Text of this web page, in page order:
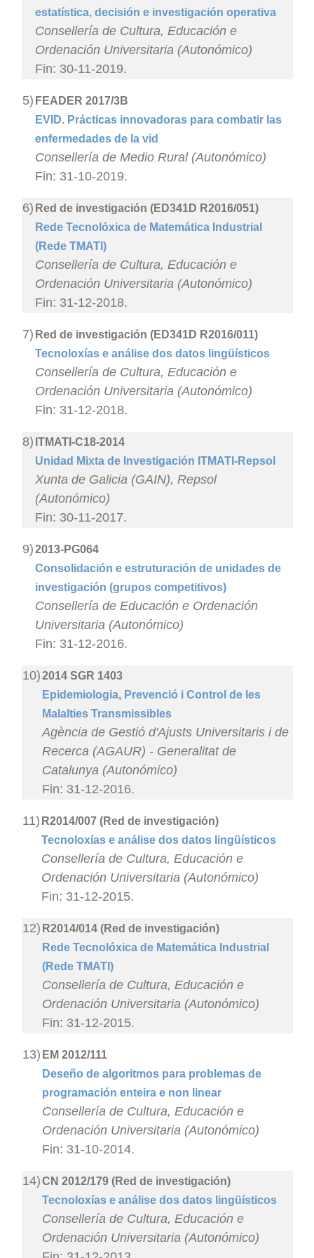
estatística, decisión e investigación operativa
Consellería de Cultura, Educación e
Ordenación Universitaria (Autonómico)
Fin: 30-11-2019.
5) FEADER 2017/3B
EVID. Prácticas innovadoras para combatir las
enfermedades de la vid
Consellería de Medio Rural (Autonómico)
Fin: 31-10-2019.
6) Red de investigación (ED341D R2016/051)
Rede Tecnolóxica de Matemática Industrial
(Rede TMATI)
Consellería de Cultura, Educación e
Ordenación Universitaria (Autonómico)
Fin: 31-12-2018.
7) Red de investigación (ED341D R2016/011)
Tecnoloxías e análise dos datos lingüísticos
Consellería de Cultura, Educación e
Ordenación Universitaria (Autonómico)
Fin: 31-12-2018.
8) ITMATI-C18-2014
Unidad Mixta de Investigación ITMATI-Repsol
Xunta de Galicia (GAIN), Repsol
(Autonómico)
Fin: 30-11-2017.
9)2013-PG064
Consolidación e estruturación de unidades de
investigación (grupos competitivos)
Consellería de Educación e Ordenación
Universitaria (Autonómico)
Fin: 31-12-2016.
10)2014 SGR 1403
Epidemiologia, Prevenció i Control de les
Malalties Transmissibles
Agència de Gestió d'Ajusts Universitaris i de
Recerca (AGAUR) - Generalitat de
Catalunya (Autonómico)
Fin: 31-12-2016.
11) R2014/007 (Red de investigación)
Tecnoloxías e análise dos datos lingüísticos
Consellería de Cultura, Educación e
Ordenación Universitaria (Autonómico)
Fin: 31-12-2015.
12) R2014/014 (Red de investigación)
Rede Tecnolóxica de Matemática Industrial
(Rede TMATI)
Consellería de Cultura, Educación e
Ordenación Universitaria (Autonómico)
Fin: 31-12-2015.
13) EM 2012/111
Deseño de algoritmos para problemas de
programación enteira e non linear
Consellería de Cultura, Educación e
Ordenación Universitaria (Autonómico)
Fin: 31-10-2014.
14)CN 2012/179 (Red de investigación)
Tecnoloxías e análise dos datos lingüísticos
Consellería de Cultura, Educación e
Ordenación Universitaria (Autonómico)